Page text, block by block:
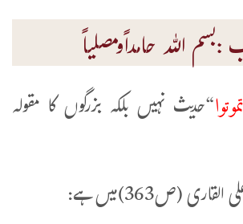
:بسم اللہ حامداًومصلیاً
“حدیث نہیں بلکہ بزرگوں کا مقولہ
(ص363)میں ہے: